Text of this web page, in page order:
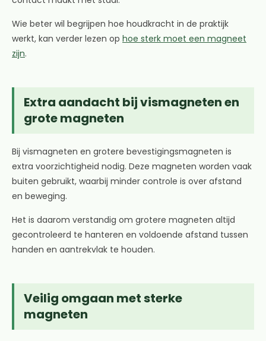
Wie beter wil begrijpen hoe houdkracht in de praktijk
werkt, kan verder lezen op hoe sterk moet een magneet
zijn.
Extra aandacht bij vismagneten en
grote magneten
Bij vismagneten en grotere bevestigingsmagneten is
extra voorzichtigheid nodig. Deze magneten worden vaak
buiten gebruikt, waarbij minder controle is over afstand
en beweging.
Het is daarom verstandig om grotere magneten altijd
gecontroleerd te hanteren en voldoende afstand tussen
handen en aantrekvlak te houden.
Veilig omgaan met sterke
magneten